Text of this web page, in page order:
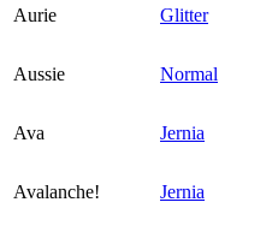
Aurie Glitter
Aussie Normal
Ava
Jernia
Avalanche! Jernia